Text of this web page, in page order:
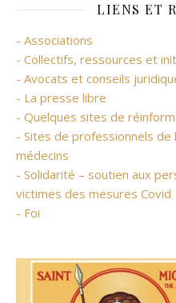
LIENS ET
- Associations
- Collectifs, ressources et
- Avocats et conseils
- La presse libre
- Quelques sites de
- Sites de professionnels de
médecins
- Solidarité – soutien aux
victimes des mesures Covid
- Foi